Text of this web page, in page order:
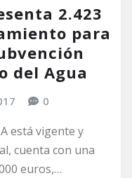
2.423
para
del Agua
0
está vigente y
cuenta con una
euros,…